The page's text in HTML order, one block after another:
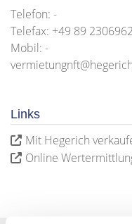
Telefon: -
Telefax: +49 89
Mobil: -
Links
Mit Hegerich
Online